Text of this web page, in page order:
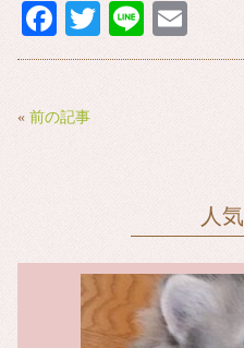
Fa
ce
ok
T
wi
Li
ne m
« 前の記事
人